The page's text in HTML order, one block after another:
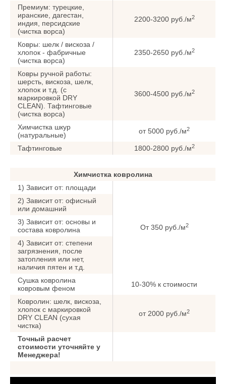
Премиум: турецкие,
иранские, дагестан,
индия, персидские
(чистка ворса)
2200-3200 руб./м2
Ковры: шелк / вискоза /
хлопок - фабричные
(чистка ворса)
2350-2650 руб./м2
Ковры ручной работы:
шерсть, вискоза, шелк,
хлопок и т.д. (с
маркировкой DRY
CLEAN). Тафтинговые
(чистка ворса)
3600-4500 руб./м2
Химчистка шкур
(натуральные)
от 5000 руб./м2
Тафтинговые 1800-2800 руб./м2
Химчистка ковролина
1) Зависит от: площади
От 350 руб./м2
2) Зависит от: офисный
или домашний
3) Зависит от: основы и
состава ковролина
4) Зависит от: степени
загрязнения, после
затопления или нет,
наличия пятен и т.д.
Сушка ковролина
ковровым феном
10-30% к стоимости
Ковролин: шелк, вискоза,
хлопок с маркировкой
DRY CLEAN (сухая
чистка)
от 2000 руб./м2
Точный расчет
стоимости уточняйте у
Менеджера!